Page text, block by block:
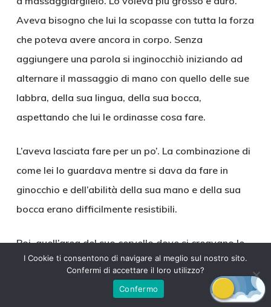
Aveva bisogno che lui la scopasse con tutta la forza
che poteva avere ancora in corpo. Senza
aggiungere una parola si inginocchiò iniziando ad
alternare il massaggio di mano con quello delle sue
labbra, della sua lingua, della sua bocca,
aspettando che lui le ordinasse cosa fare.
L’aveva lasciata fare per un po’. La combinazione di
come lei lo guardava mentre si dava da fare in
ginocchio e dell’abilità della sua mano e della sua
bocca erano difficilmente resistibili.
Poi, quell’area del suo cervello dove si creavano le
scene più perverse si era attivata. Aveva fatto
spazio sul piano e in poche decise mosse l’aveva
fatta sdraiare di forza supina sul bancone.
I Cookie ti consentono di navigare al meglio sul nostro sito.
Confermi di accettare il loro utilizzo?
Confermo